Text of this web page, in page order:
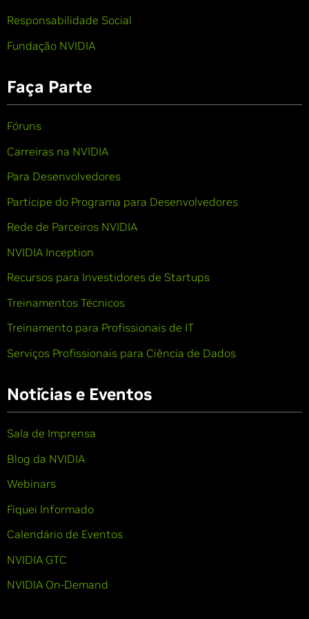
Responsabilidade Social
Fundação NVIDIA
Faça Parte
Fóruns
Carreiras na NVIDIA
Para Desenvolvedores
Participe do Programa para Desenvolvedores
Rede de Parceiros NVIDIA
NVIDIA Inception
Recursos para Investidores de Startups
Treinamentos Técnicos
Treinamento para Profissionais de IT
Serviços Profissionais para Ciência de Dados
Notícias e Eventos
Sala de Imprensa
Blog da NVIDIA
Webinars
Fiquei Informado
Calendário de Eventos
NVIDIA GTC
NVIDIA On-Demand